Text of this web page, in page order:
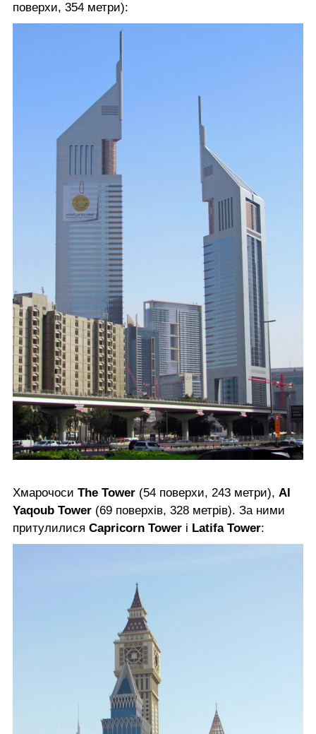
поверхи, 354 метри):
Хмарочоси The Tower (54 поверхи, 243 метри), Al
Yaqoub Tower (69 поверхів, 328 метрів). За ними
притулилися Capricorn Tower і Latifa Tower: